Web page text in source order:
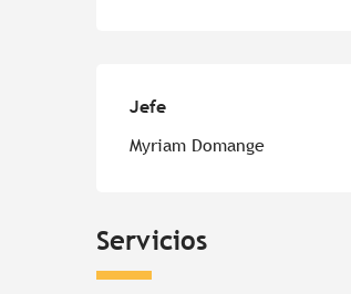
Jefe
Jefe
Myriam Domange
Servicios